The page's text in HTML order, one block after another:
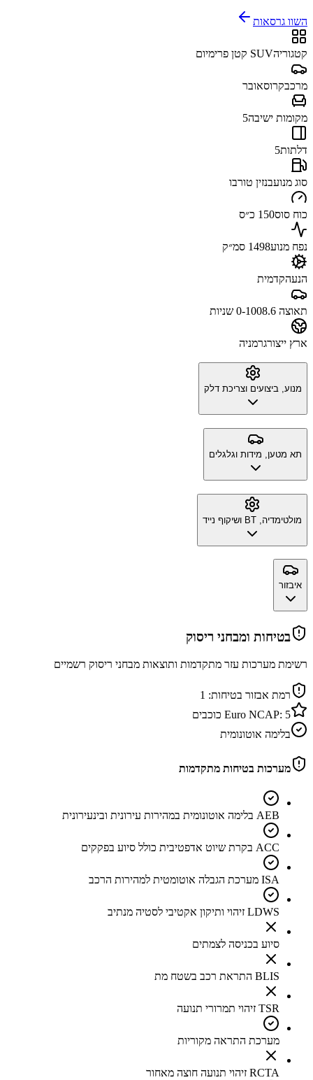
השוו גרסאות
קטגוריהSUV קטן פרימיום
מרכבקרוסאובר
מקומות ישיבה5
דלתות5
סוג מנועבנזין טורבו
כוח סוס150 כ״ס
נפח מנוע1498 סמ״ק
הנעהקדמית
תאוצה 0-100 8.6 שניות
ארץ ייצורגרמניה
מנוע, ביצועים וצריכת דלק
תא מטען, מידות וגלגלים
מולטימדיה, BT ושיקוף נייד
איבזור
בטיחות ומבחני ריסוק
רשימת מערכות עזר מתקדמות ותוצאות מבחני ריסוק רשמיים
רמת אבזור בטיחות: 1
Euro NCAP: 5
כוכבים
בלימה אוטונומית
מערכות בטיחות מתקדמות
AEB בלימה אוטונומית במהירות עירונית ובינעירונית
ACC בקרת שיוט אדפטיבית כולל סיוע בפקקים
ISA מערכת הגבלה אוטומטית למהירות הרכב
LDWS זיהוי ותיקון אקטיבי לסטיה מנתיב
סיוע בכניסה לצמתים
BLIS התראת רכב בשטח מת
TSR זיהוי תמרורי תנועה
מערכת התראה מקוריות
RCTA זיהוי תנועה חוצה מאחור